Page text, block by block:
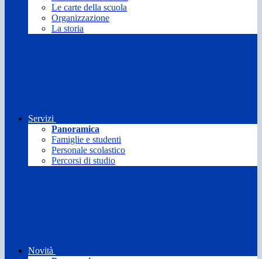
Le carte della scuola
Organizzazione
La storia
Servizi
Panoramica
Famiglie e studenti
Personale scolastico
Percorsi di studio
Novità